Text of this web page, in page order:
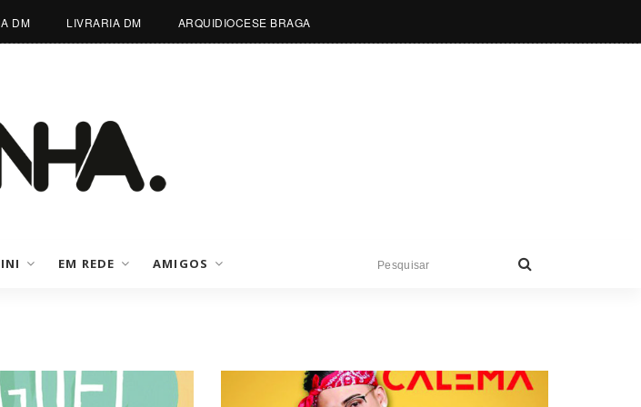
DM LIVRARIA DM ARQUIDIOCESE BRAGA
EM REDE AMIGOS